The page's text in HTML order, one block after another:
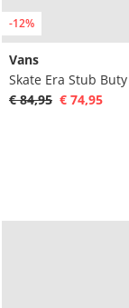
-12%
Vans
Skate Era Stub
€ 84,95 € 74,95